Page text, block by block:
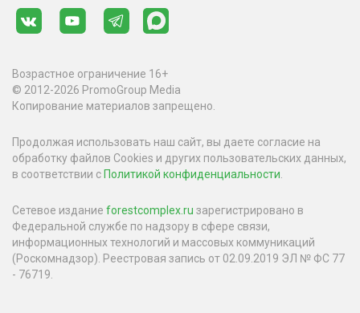
Возрастное ограничение 16+
© 2012-2026 PromoGroup Media
Копирование материалов запрещено.
Продолжая использовать наш сайт, вы даете согласие на
обработку файлов Cookies и других пользовательских данных,
в соответствии с Политикой конфиденциальности
Сетевое издание forestcomplex.ru зарегистрировано в
Федеральной службе по надзору в сфере связи,
информационных технологий и массовых коммуникаций
(Роскомнадзор). Реестровая запись от 02.09.2019 ЭЛ № ФС 77
- 76719.